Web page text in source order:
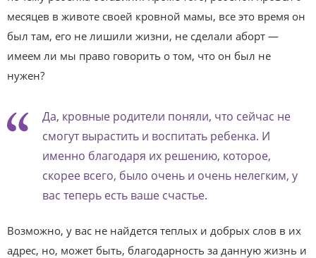
месяцев в животе своей кровной мамы, все это время он
был там, его не лишили жизни, не сделали аборт —
имеем ли мы право говорить о том, что он был не
нужен?
Да, кровные родители поняли, что сейчас не
смогут вырастить и воспитать ребенка. И
именно благодаря их решению, которое,
скорее всего, было очень и очень нелегким, у
вас теперь есть ваше счастье.
Возможно, у вас не найдется теплых и добрых слов в их
адрес, но, может быть, благодарность за данную жизнь и